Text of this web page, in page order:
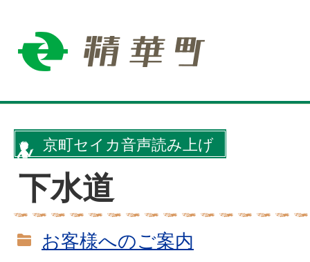
京町セイカ音声読み上げ
下水道
お客様へのご案内